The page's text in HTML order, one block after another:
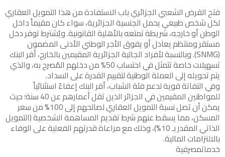
فتح القرض الشعبي الجزائري باب الاستفادة من هذا التمويل العقاري
لكل شخص طبيعي يحمل الجنسية الجزائرية، سواء كان مقيماً داخل
الوطن أو خارجه، شريطة تمتعه بالأهلية القانونية. ويُشترط توفر دخل
مستقر ومنتظم يعادل أو يفوق الأجر الوطني الأدنى المضمون
(SNMG). وبالنسبة لأفراد الجالية الجزائرية المقيمين بالخارج، أقر البنك
تسهيلات خاصة تتمثل في احتساب 50% من دخلهم المُصرح به، والذي
يتم تحويله إلى العملة الوطنية لتقييم القدرة على السداد.
وفي التفاتة قوية لدعم فئة الشباب، أقر البنك إعفاءً استثنائياً
للمواطنين المقيمين في الجزائر الذين تقل أعمارهم عن 40 سنة؛ حيث
يمكن أن تصل نسبة التمويل العقاري لصالحهم إلى 100% من سعر
المسكن، مما يسقط عنهم شرط تقديم المساهمة الشخصية (التمويل
الذاتي المقدر بـ 10%)، وذلك مع مراعاة قدرتهم الفعلية على الوفاء
بالالتزامات المالية.
خدماتمصرفية